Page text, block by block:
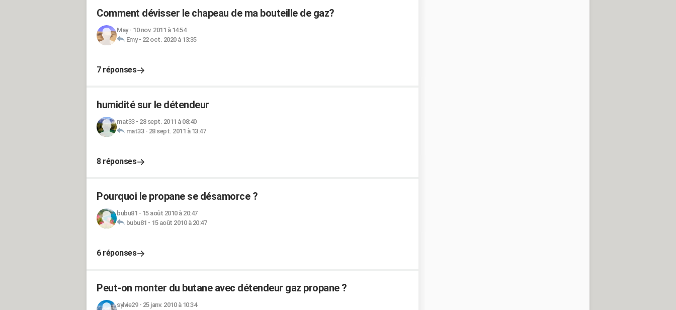
Comment dévisser le chapeau de ma bouteille de gaz?
May- 10 nov. 2011 à 14:54
Emy- 22 oct. 2020 à 13:35
7 réponses
humidité sur le détendeur
mat33- 28 sept. 2011 à 08:40
mat33- 28 sept. 2011 à 13:47
8 réponses
Pourquoi le propane se désamorce ?
bubu81 - 15 août 2010 à 20:47
bubu81 - 15 août 2010 à 20:47
6 réponses
Peut-on monter du butane avec détendeur gaz propane ?
sylvie29- 25 janv. 2010 à 10:34